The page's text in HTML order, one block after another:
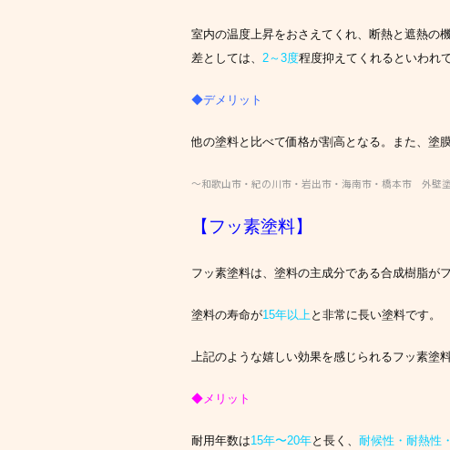
室内の温度上昇をおさえてくれ、断熱と遮熱の
差としては、 2～3度程度抑えてくれるといわれ
◆デメリット
他の塗料と比べて価格が割高となる。また、塗
～和歌山市・紀の川市・岩出市・海南市・橋本市 外壁
【フッ素塗料】
フッ素塗料は、塗料の主成分である合成樹脂が
塗料の寿命が15年以上 と非常に長い塗料です。
上記のような嬉しい効果を感じられるフッ素
◆メリット
耐用年数は15年〜20年と長く、 耐候性・耐熱性